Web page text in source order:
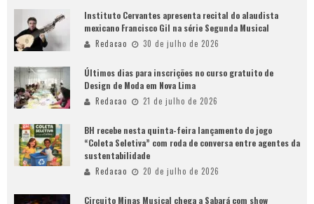
Instituto Cervantes apresenta recital do alaudista
mexicano Francisco Gil na série Segunda Musical
Redacao 30 de julho de 2026
Últimos dias para inscrições no curso gratuito de
Design de Moda em Nova Lima
Redacao 21 de julho de 2026
BH recebe nesta quinta-feira lançamento do jogo
“Coleta Seletiva” com roda de conversa entre agentes da
sustentabilidade
Redacao 20 de julho de 2026
Circuito Minas Musical chega a Sabará com show